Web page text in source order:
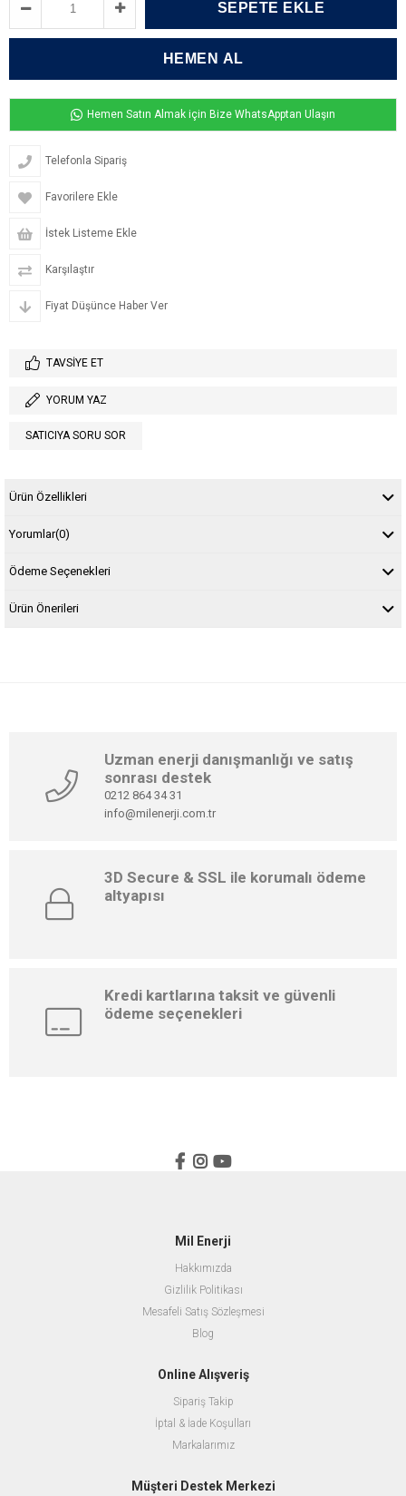
Hemen Satın Almak için Bize WhatsApptan Ulaşın
Telefonla Sipariş
Favorilere Ekle
İstek Listeme Ekle
Karşılaştır
Fiyat Düşünce Haber Ver
TAVSIYE ET
YORUM YAZ
SATICIYA SORU SOR
Ürün Özellikleri
Yorumlar(0)
Ödeme Seçenekleri
Ürün Önerileri
Uzman enerji danışmanlığı ve satış
sonrası destek
0212 864 34 31
info@milenerji.com.tr
3D Secure & SSL ile korumalı ödeme
altyapısı
Kredi kartlarına taksit ve güvenli
ödeme seçenekleri
Mil Enerji
Hakkımızda
Gizlilik Politikası
Mesafeli Satış Sözleşmesi
Blog
Online Alışveriş
Sipariş Takip
İptal & İade Koşulları
Markalarımız
Müşteri Destek Merkezi